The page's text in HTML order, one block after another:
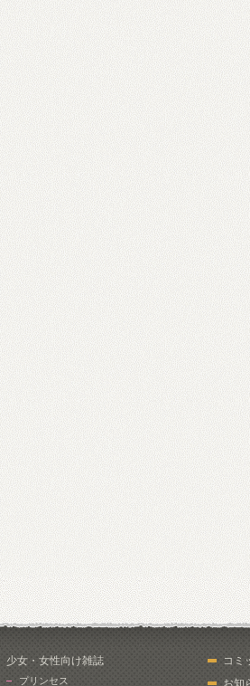
少女・女性向け雑誌
プリンセス
コミ
お知